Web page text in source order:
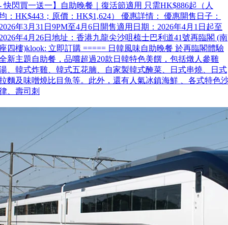
快閃買一送一】自助晚餐｜復活節適用 只需HK$886起（人
：HK$443；原價：HK$1,624） 優惠詳情： 優惠開售日子：
年3月31日9PM至4月6日開售適用日期：2026年4月1日起至
年4月26日地址：香港九龍尖沙咀梳士巴利道41號再臨閣 (南
四樓)klook: 立即訂購 ===== 日韓風味自助晚餐 於再臨閣體驗
新主題自助餐，品嚐超過20款日韓特色美饌，包括燉人參雞
、韓式炸雞、韓式五花腩、自家製韓式醃菜、日式串燒、日式
麵及味噌燒比目魚等。此外，還有人氣冰鎮海鮮 、各式特色
、壽司刺